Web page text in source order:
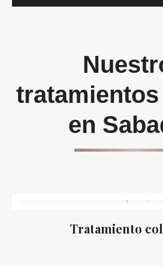
en
Tratamiento